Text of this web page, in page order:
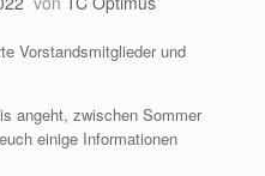
Vorstandsmitglieder und
angeht, zwischen Sommer
einige Informationen